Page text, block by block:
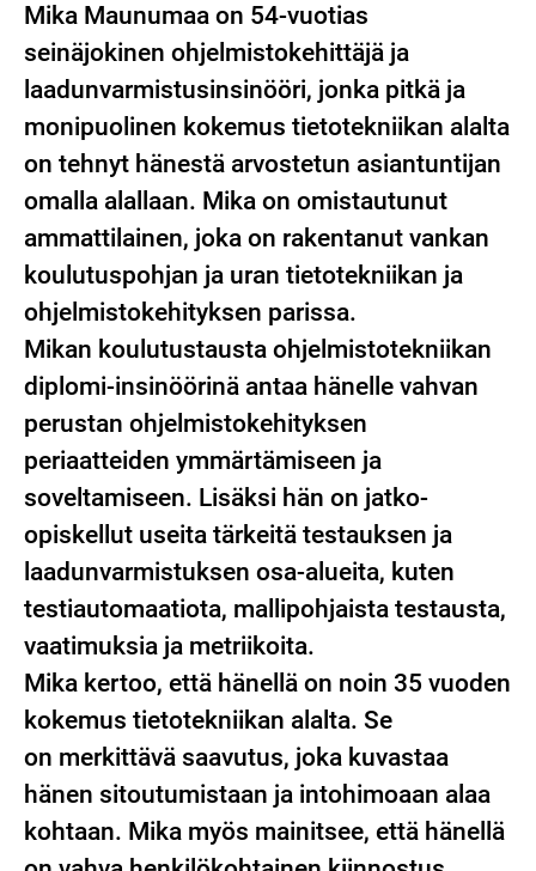
Mika Maunumaa on 54-vuotias
seinäjokinen ohjelmistokehittäjä ja
laadunvarmistusinsinööri, jonka pitkä ja
monipuolinen kokemus tietotekniikan alalta
on tehnyt hänestä arvostetun asiantuntijan
omalla alallaan. Mika on omistautunut
ammattilainen, joka on rakentanut vankan
koulutuspohjan ja uran tietotekniikan ja
ohjelmistokehityksen parissa.
Mikan koulutustausta ohjelmistotekniikan
diplomi-insinöörinä antaa hänelle vahvan
perustan ohjelmistokehityksen
periaatteiden ymmärtämiseen ja
soveltamiseen. Lisäksi hän on jatko-
opiskellut useita tärkeitä testauksen ja
laadunvarmistuksen osa-alueita, kuten
testiautomaatiota, mallipohjaista testausta,
vaatimuksia ja metriikoita.
Mika kertoo, että hänellä on noin 35 vuoden
kokemus tietotekniikan alalta. Se
on merkittävä saavutus, joka kuvastaa
hänen sitoutumistaan ja intohimoaan alaa
kohtaan. Mika myös mainitsee, että hänellä